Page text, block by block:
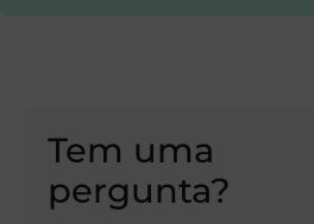
Tem uma
pergunta?